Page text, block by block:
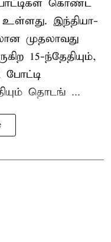
கொண்ட
இந்தியா-
முதலாவது
15-ந்தேதியும்,
போட்டி
தொடங் ...